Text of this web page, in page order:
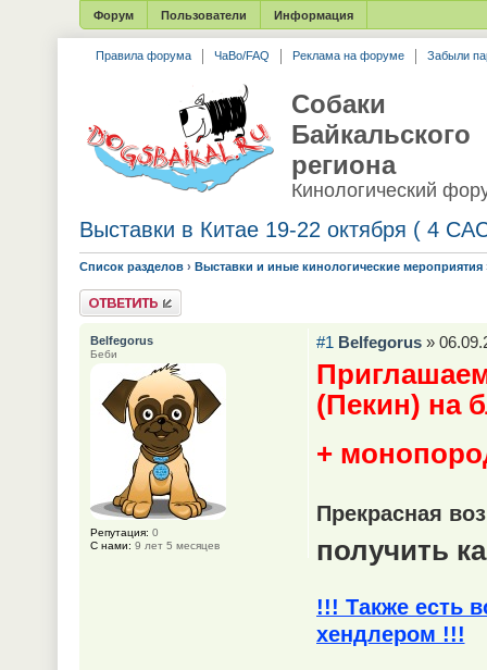
Форум Пользователи Информация
Правила форума ЧаВо/FAQ Реклама на форуме Забыли
Собаки
Байкальского
региона
Кинологический
Выставки в Китае 19-22 октября ( 4
Список разделов › Выставки и иные кинологические мероприятия
Ответить
#1 Belfegorus»
(Пекин) на
+
Прекрасная
получить
!!! Также есть
хендлером !!!
Belfegorus
Беби
Репутация: 0
С нами: 9 лет 5 месяцев